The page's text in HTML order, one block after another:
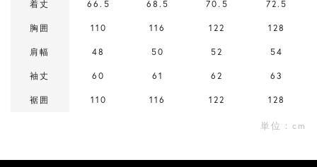
着丈 66.5 68.5 70.5 72.5
胸囲 110 116 122 128
肩幅 48 50 52 54
袖丈 60 61 62 63
裾囲 110 116 122 128
単位：cm